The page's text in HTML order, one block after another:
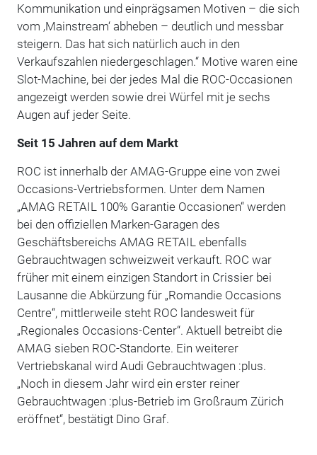
Kommunikation und einprägsamen Motiven – die sich
vom ‚Mainstream‘ abheben – deutlich und messbar
steigern. Das hat sich natürlich auch in den
Verkaufszahlen niedergeschlagen.“ Motive waren eine
Slot-Machine, bei der jedes Mal die ROC-Occasionen
angezeigt werden sowie drei Würfel mit je sechs
Augen auf jeder Seite.
Seit 15 Jahren auf dem Markt
ROC ist innerhalb der AMAG-Gruppe eine von zwei
Occasions-Vertriebsformen. Unter dem Namen
„AMAG RETAIL 100% Garantie Occasionen“ werden
bei den offiziellen Marken-Garagen des
Geschäftsbereichs AMAG RETAIL ebenfalls
Gebrauchtwagen schweizweit verkauft. ROC war
früher mit einem einzigen Standort in Crissier bei
Lausanne die Abkürzung für „Romandie Occasions
Centre“, mittlerweile steht ROC landesweit für
„Regionales Occasions-Center“. Aktuell betreibt die
AMAG sieben ROC-Standorte. Ein weiterer
Vertriebskanal wird Audi Gebrauchtwagen :plus.
„Noch in diesem Jahr wird ein erster reiner
Gebrauchtwagen :plus-Betrieb im Großraum Zürich
eröffnet“, bestätigt Dino Graf.